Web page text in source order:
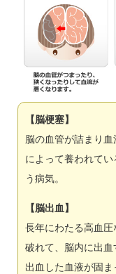
【脳梗塞】
脳の血管が詰まり
によって養われて
う病気。
【脳出血】
長年にわたる高血
破れて、脳内に出血
出血した血液が固ま